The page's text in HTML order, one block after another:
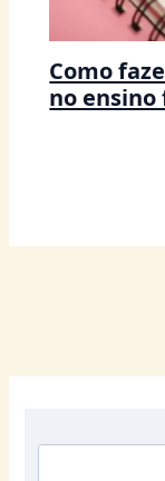
Como
no